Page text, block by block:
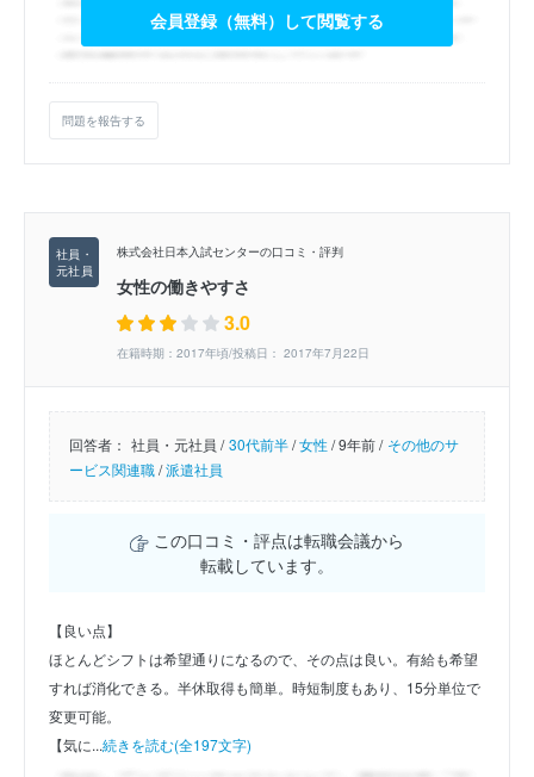
会員登録（無料）して閲覧する
問題を報告する
株式会社日本入試センターの口コミ・評判
女性の働きやすさ
3.0
在籍時期：2017年頃/投稿日： 2017年7月22日
回答者： 社員・元社員 / 30代前半/女性/9年前 / その他のサ
ービス関連職/派遣社員
この口コミ・評点は転職会議から
転載しています。
【良い点】
ほとんどシフトは希望通りになるので、その点は良い。有給も希望
すれば消化できる。半休取得も簡単。時短制度もあり、15分単位で
変更可能。
【気に...続きを読む(全197文字)